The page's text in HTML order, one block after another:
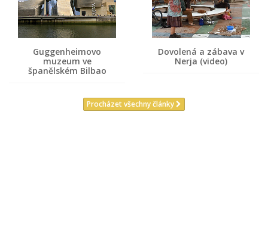
Guggenheimovo
muzeum ve
španělském Bilbao
Dovolená a zábava v
Nerja (video)
Procházet všechny články